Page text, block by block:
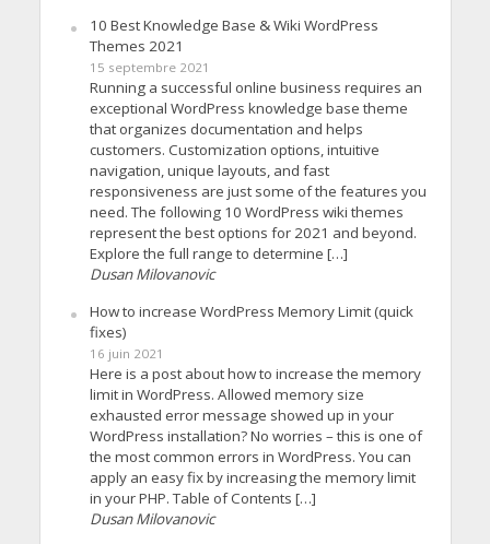
10 Best Knowledge Base & Wiki WordPress
Themes 2021
15 septembre 2021
Running a successful online business requires an
exceptional WordPress knowledge base theme
that organizes documentation and helps
customers. Customization options, intuitive
navigation, unique layouts, and fast
responsiveness are just some of the features you
need. The following 10 WordPress wiki themes
represent the best options for 2021 and beyond.
Explore the full range to determine […]
Dusan Milovanovic
How to increase WordPress Memory Limit (quick
fixes)
16 juin 2021
Here is a post about how to increase the memory
limit in WordPress. Allowed memory size
exhausted error message showed up in your
WordPress installation? No worries – this is one of
the most common errors in WordPress. You can
apply an easy fix by increasing the memory limit
in your PHP. Table of Contents […]
Dusan Milovanovic